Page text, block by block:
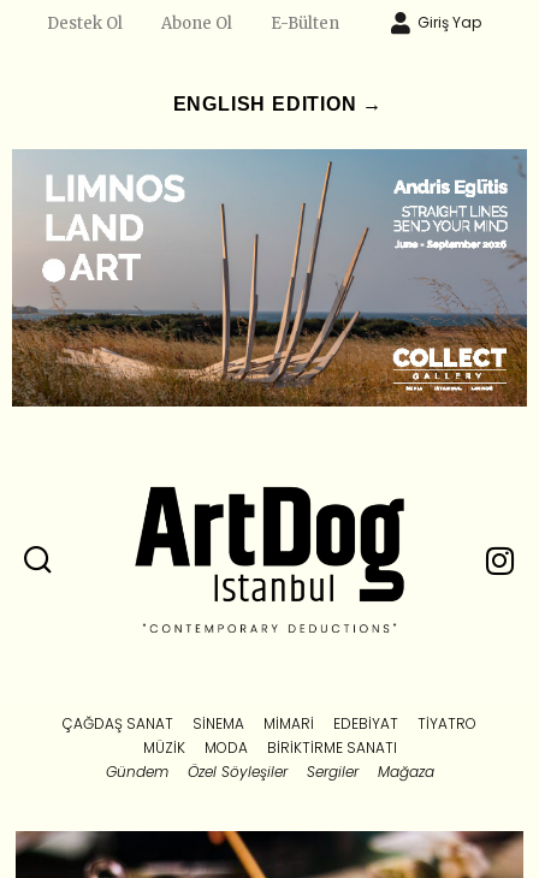
Destek Ol Abone Ol E-Bülten Giriş Yap
ENGLISH EDITION →
ÇAĞDAŞ SANAT SINEMA MIMARI EDEBIYAT
TIYATRO
MÜZIK
MODA
BIRIKTIRME SANATI
Gündem
Özel Söyleşiler Sergiler Mağaza